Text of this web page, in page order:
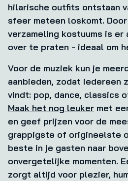
hilarische outfits ontstaan
sfeer meteen loskomt.
verzameling kostuums is er
over te praten - ideaal om
Voor de muziek kun je
aanbieden, zodat iedereen
vindt: pop, dance, classics
Maak het nog leuker met
en geef prijzen voor de
grappigste of origineelste
beste in je gasten naar
onvergetelijke momenten.
zorgt altijd voor plezier,